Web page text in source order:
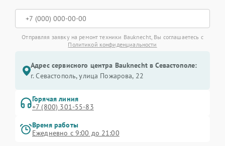
Отправляя заявку на ремонт техники Bauknecht, Вы соглашаетесь с
Политикой конфиденциальности
Адрес сервисного центра Bauknecht в Севастополе:
г. Севастополь, улица Пожарова, 22
Горячая линия
+7 (800) 301-55-83
Время работы
Ежедневно с 9:00 до 21:00